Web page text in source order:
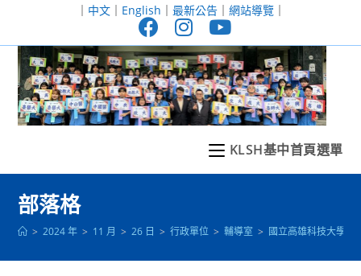
至
｜ 中文｜ English ｜ 最新公告｜ 網站導覽｜
KLSH基中首頁選單
部落格
> 2024 年 > 11 月 > 26 日 > 行政單位 > 輔導室 > 國立高雄科技大學